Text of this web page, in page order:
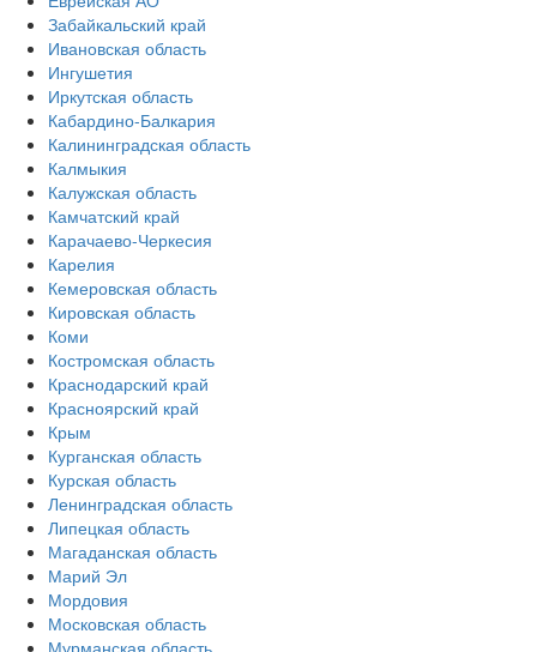
Забайкальский край
Ивановская область
Ингушетия
Иркутская область
Кабардино-Балкария
Калининградская область
Калмыкия
Калужская область
Камчатский край
Карачаево-Черкесия
Карелия
Кемеровская область
Кировская область
Коми
Костромская область
Краснодарский край
Красноярский край
Крым
Курганская область
Курская область
Ленинградская область
Липецкая область
Магаданская область
Марий Эл
Мордовия
Московская область
Мурманская область